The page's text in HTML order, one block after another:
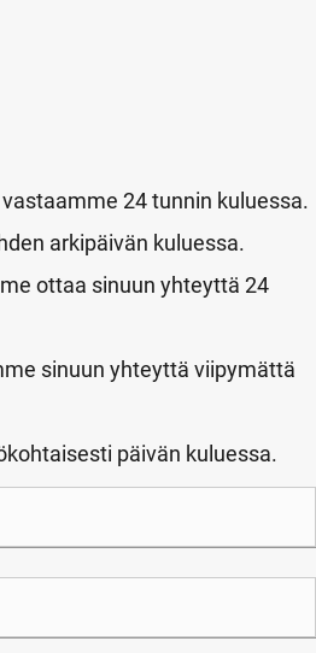
24 tunnin kuluessa.
arkipäivän kuluessa.
ottaa sinuun yhteyttä 24
sinuun yhteyttä viipymättä
päivän kuluessa.